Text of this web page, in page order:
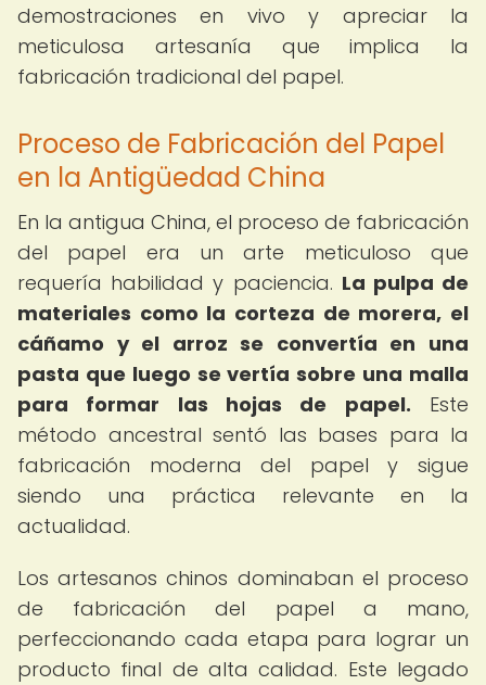
demostraciones en vivo y apreciar la
meticulosa artesanía que implica la
fabricación tradicional del papel.
Proceso de Fabricación del Papel
en la Antigüedad China
En la antigua China, el proceso de fabricación
del papel era un arte meticuloso que
requería habilidad y paciencia. La pulpa de
materiales como la corteza de morera, el
cáñamo y el arroz se convertía en una
pasta que luego se vertía sobre una malla
para formar las hojas de papel. Este
método ancestral sentó las bases para la
fabricación moderna del papel y sigue
siendo una práctica relevante en la
actualidad.
Los artesanos chinos dominaban el proceso
de fabricación del papel a mano,
perfeccionando cada etapa para lograr un
producto final de alta calidad. Este legado